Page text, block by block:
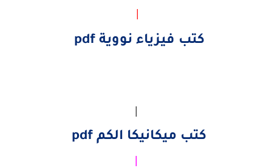
|
كتب فيزياء نووية pdf
|
كتب ميكانيكا الكم pdf
|